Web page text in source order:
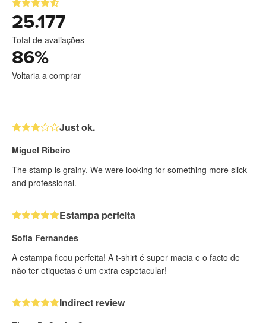
25.177
Total de avaliações
86%
Voltaria a comprar
Just ok.
Miguel Ribeiro
The stamp is grainy. We were looking for something more slick
and professional.
Estampa perfeita
Sofia Fernandes
A estampa ficou perfeita! A t-shirt é super macia e o facto de
não ter etiquetas é um extra espetacular!
Indirect review